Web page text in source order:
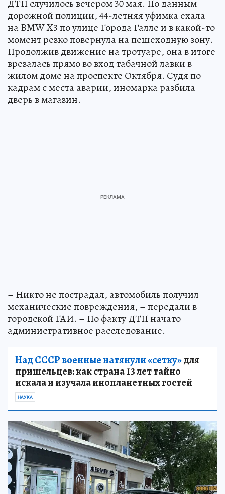
ДТП случилось вечером 30 мая. По данным
дорожной полиции, 44-летняя уфимка ехала
на BMW X3 по улице Города Галле и в какой-то
момент резко повернула на пешеходную зону.
Продолжив движение на тротуаре, она в итоге
врезалась прямо во вход табачной лавки в
жилом доме на проспекте Октября. Судя по
кадрам с места аварии, иномарка разбила
дверь в магазин.
– Никто не пострадал, автомобиль получил
механические повреждения, – передали в
городской ГАИ. – По факту ДТП начато
административное расследование.
Над СССР военные натянули «сетку»для
пришельцев: как страна 13 лет тайно
искала и изучала инопланетных гостей
НАУКА